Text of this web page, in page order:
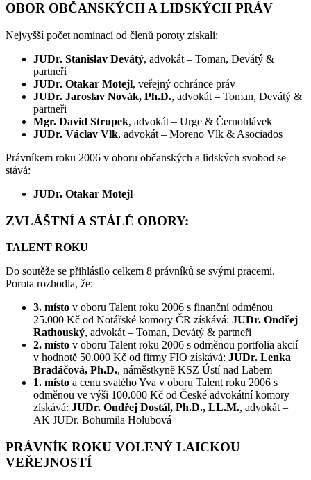
OBOR OBČANSKÝCH A LIDSKÝCH PRÁV
Nejvyšší počet nominací od členů poroty získali:
JUDr. Stanislav Devátý, advokát – Toman, Devátý &
partneři
JUDr. Otakar Motejl, veřejný ochránce práv
JUDr. Jaroslav Novák, Ph.D., advokát – Toman, Devátý &
partneři
Mgr. David Strupek, advokát – Urge & Černohlávek
JUDr. Václav Vlk, advokát – Moreno Vlk & Asociados
Právníkem roku 2006 v oboru občanských a lidských svobod se
stává:
JUDr. Otakar Motejl
ZVLÁŠTNÍ A STÁLÉ OBORY:
TALENT ROKU
Do soutěže se přihlásilo celkem 8 právníků se svými pracemi.
Porota rozhodla, že:
3. místo v oboru Talent roku 2006 s finanční odměnou
25.000 Kč od Notářské komory ČR získává: JUDr. Ondřej
Rathouský, advokát – Toman, Devátý & partneři
2. místo v oboru Talent roku 2006 s odměnou portfolia akcií
v hodnotě 50.000 Kč od firmy FIO získává: JUDr. Lenka
Bradáčová, Ph.D., náměstkyně KSZ Ústí nad Labem
1. místo a cenu svatého Yva v oboru Talent roku 2006 s
odměnou ve výši 100.000 Kč od České advokátní komory
získává: JUDr. Ondřej Dostál, Ph.D., LL.M., advokát –
AK JUDr. Bohumila Holubová
PRÁVNÍK ROKU VOLENÝ LAICKOU
VEŘEJNOSTÍ